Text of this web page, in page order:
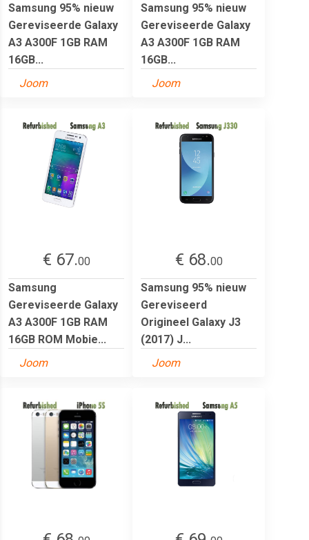
Samsung 95% nieuw
Gereviseerde Galaxy
A3 A300F 1GB RAM
16GB...
Joom
Samsung 95% nieuw
Gereviseerde Galaxy
A3 A300F 1GB RAM
16GB...
Joom
€ 67.00
Samsung
Gereviseerde Galaxy
A3 A300F 1GB RAM
16GB ROM Mobie...
Joom
€ 68.00
Samsung 95% nieuw
Gereviseerd
Origineel Galaxy J3
(2017) J...
Joom